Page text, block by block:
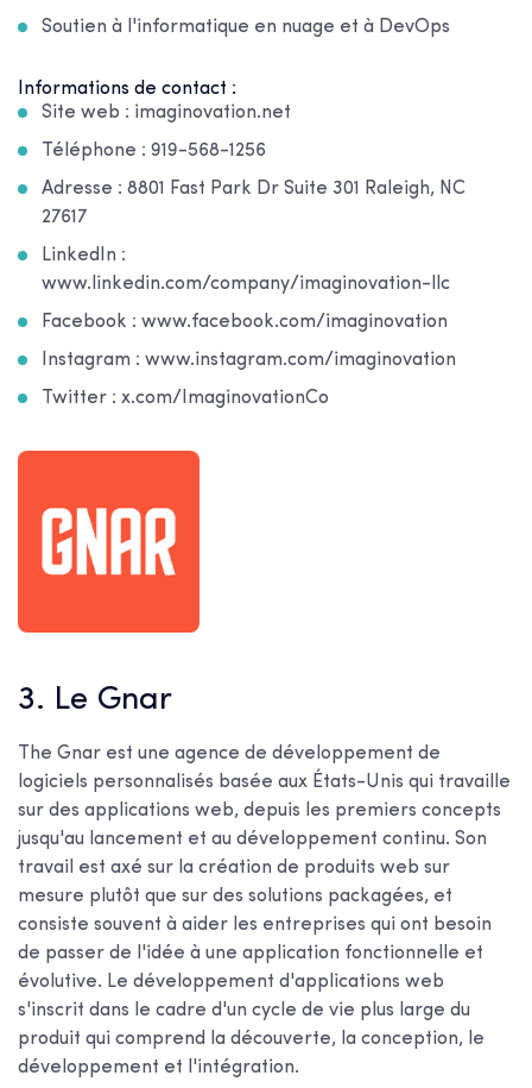
Soutien à l'informatique en nuage et à DevOps
Informations de contact :
Site web : imaginovation.net
Téléphone : 919-568-1256
Adresse : 8801 Fast Park Dr Suite 301 Raleigh, NC
27617
LinkedIn :
www.linkedin.com/company/imaginovation-llc
Facebook : www.facebook.com/imaginovation
Instagram : www.instagram.com/imaginovation
Twitter : x.com/ImaginovationCo
3. Le Gnar
The Gnar est une agence de développement de
logiciels personnalisés basée aux États-Unis qui travaille
sur des applications web, depuis les premiers concepts
jusqu'au lancement et au développement continu. Son
travail est axé sur la création de produits web sur
mesure plutôt que sur des solutions packagées, et
consiste souvent à aider les entreprises qui ont besoin
de passer de l'idée à une application fonctionnelle et
évolutive. Le développement d'applications web
s'inscrit dans le cadre d'un cycle de vie plus large du
produit qui comprend la découverte, la conception, le
développement et l'intégration.